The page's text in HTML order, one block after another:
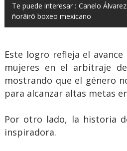
Te puede interesar : Canelo
ñorãirõ boxeo mexicano
Este logro refleja el
mujeres en el arbitraje
mostrando que el género
para alcanzar altas metas
Por otro lado, la historia
inspiradora.